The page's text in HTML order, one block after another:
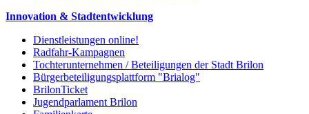
Innovation & Stadtentwicklung
Dienstleistungen online!
Radfahr-Kampagnen
Tochterunternehmen / Beteiligungen der Stadt Brilon
Bürgerbeteiligungsplattform "Brialog"
BrilonTicket
Jugendparlament Brilon